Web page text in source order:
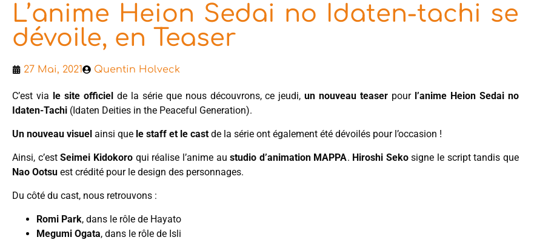
L’anime Heion Sedai no Idaten-tachi se
dévoile, en Teaser
27 Mai, 2021 Quentin Holveck
C’est via le site officielde la série que nous découvrons, ce jeudi,un nouveau teaser pour l’anime Heion Sedai no
Idaten-Tachi (Idaten Deities in the Peaceful Generation).
Un nouveau visuel ainsi que le staff et le cast de la série ont également été dévoilés pour l’occasion !
Ainsi, c’estSeimei Kidokoroqui réalise l’anime austudio d’animation MAPPA. Hiroshi Sekosigne le script tandis que
Nao Ootsu est crédité pour le design des personnages.
Du côté du cast, nous retrouvons :
Romi Park, dans le rôle de Hayato
Megumi Ogata, dans le rôle de Isli